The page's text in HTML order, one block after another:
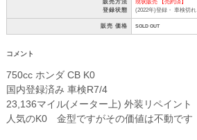
販売方法
登録状態
現状販売 【売約済】
(2022年)登録・ 車検切れ
販売 価格 SOLD OUT
コメント
750cc ホンダ CB K0
国内登録済み 車検R7/4
23,136マイル(メーター上) 外装リペイント
人気のK0 金型ですがその価値は不動です